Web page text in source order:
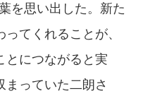
を思い出した。新た
てくれることが、
とにつながると実
まっていた二朗さ